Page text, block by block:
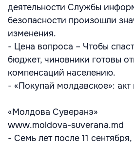
деятельности Службы
безопасности произошли
изменения.
- Цена вопроса – Чтобы
бюджет, чиновники готовы
компенсаций населению.
- «Покупай молдавское»: акт
«Молдова Суверанэ»
www.moldova-suverana.md
- Семь лет после 11